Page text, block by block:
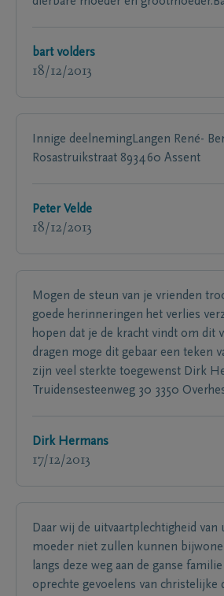
bart volders
18/12/2013
Innige deelnemingLangen René-
Rosastruikstraat 893460 Assent
Peter Velde
18/12/2013
Mogen de steun van je vrienden
goede herinneringen het verlies
hopen dat je de kracht vindt om dit
dragen moge dit gebaar een teken
zijn veel sterkte toegewenst Dirk
Truidensesteenweg 30 3350
Dirk Hermans
17/12/2013
Daar wij de uitvaartplechtigheid van
moeder niet zullen kunnen
langs deze weg aan de ganse
oprechte gevoelens van christelijke